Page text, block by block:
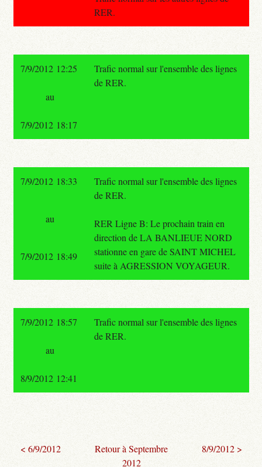
RER.
7/9/2012 12:25
Trafic normal sur l'ensemble des lignes
de RER.
au
7/9/2012 18:17
7/9/2012 18:33
Trafic normal sur l'ensemble des lignes
de RER.
RER Ligne B: Le prochain train en
direction de LA BANLIEUE NORD
stationne en gare de SAINT MICHEL
suite à AGRESSION VOYAGEUR.
au
7/9/2012 18:49
7/9/2012 18:57
Trafic normal sur l'ensemble des lignes
de RER.
au
8/9/2012 12:41
< 6/9/2012
Retour à Septembre
2012
8/9/2012 >